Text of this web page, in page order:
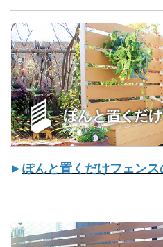
► ぽんと置くだけフェン